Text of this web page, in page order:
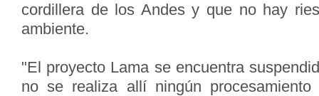
cordillera de los Andes y que no hay
ambiente.
"El proyecto Lama se encuentra
no se realiza allí ningún